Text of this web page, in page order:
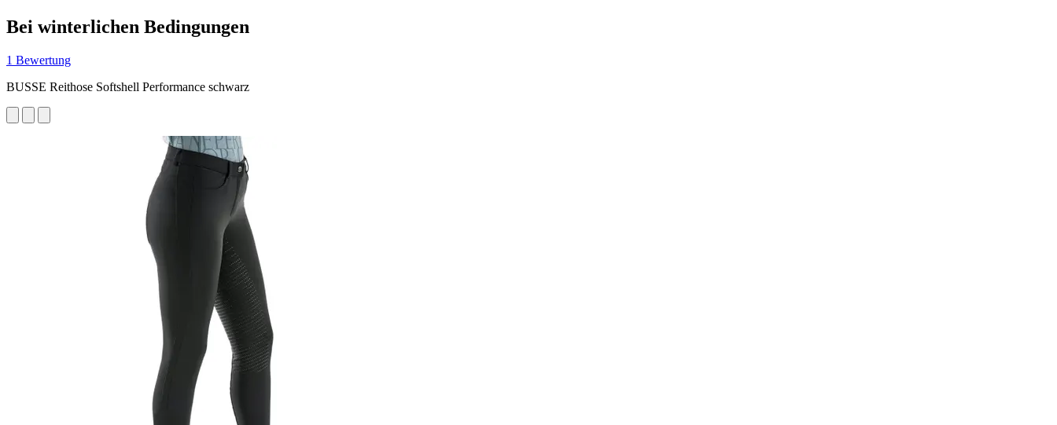
Bei winterlichen Bedingungen
1 Bewertung
BUSSE Reithose Softshell Performance schwarz